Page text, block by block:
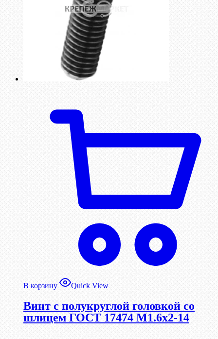
В корзину Quick View
Винт с полукруглой головкой со
шлицем ГОСТ 17474 М1.6х2-14